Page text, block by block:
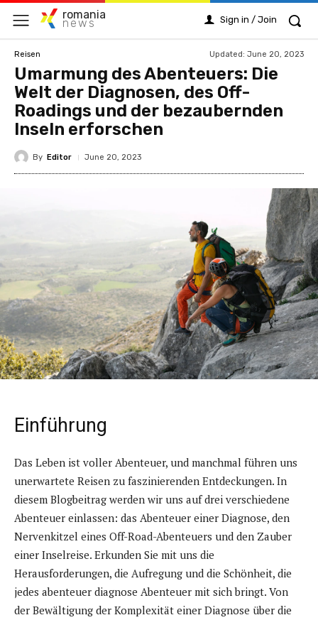
romania
news Sign in / Join
Reisen Updated: June 20, 2023
Umarmung des Abenteuers: Die
Welt der Diagnosen, des Off-
Roadings und der bezaubernden
Inseln erforschen
By Editor June 20, 2023
Einführung
Das Leben ist voller Abenteuer, und manchmal führen uns
unerwartete Reisen zu faszinierenden Entdeckungen. In
diesem Blogbeitrag werden wir uns auf drei verschiedene
Abenteuer einlassen: das Abenteuer einer Diagnose, den
Nervenkitzel eines Off-Road-Abenteuers und den Zauber
einer Inselreise. Erkunden Sie mit uns die
Herausforderungen, die Aufregung und die Schönheit, die
jedes abenteuer diagnose Abenteuer mit sich bringt. Von
der Bewältigung der Komplexität einer Diagnose über die